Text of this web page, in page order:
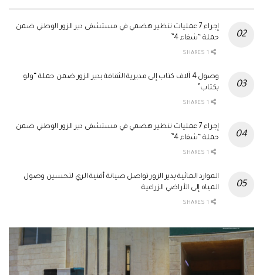
إجراء 7 عمليات تنظير هضمي في مستشفى دير الزور الوطني ضمن
حملة “شفاء 4”
وصول 4 آلاف كتاب إلى مديرية الثقافة بدير الزور ضمن حملة “ولو
بكتاب”
إجراء 7 عمليات تنظير هضمي في مستشفى دير الزور الوطني ضمن
حملة “شفاء 4”
الموارد المائية بدير الزور تواصل صيانة أقنية الري لتحسين وصول
المياه إلى الأراضي الزراعية